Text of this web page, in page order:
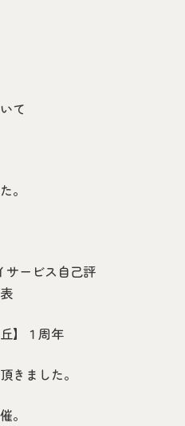
て
。
ービス自己評
】１周年
きました。
。